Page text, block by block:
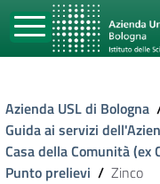
Azienda USL di Bologna
Guida ai servizi
Casa della Comunità (ex
Punto prelievi / Zinco